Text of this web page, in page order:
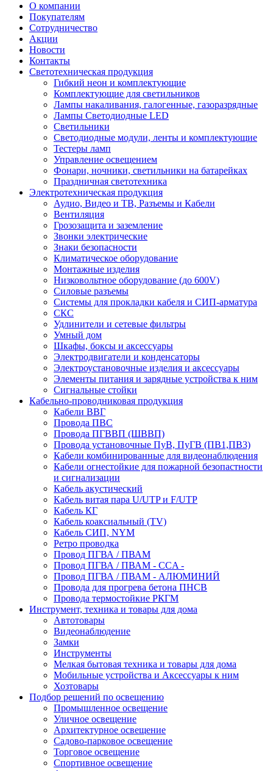
О компании
Покупателям
Сотрудничество
Акции
Новости
Контакты
Светотехническая продукция
Гибкий неон и комплектующие
Комплектующие для светильников
Лампы накаливания, галогенные, газоразрядные
Лампы Светодиодные LED
Светильники
Светодиодные модули, ленты и комплектующие
Тестеры ламп
Управление освещением
Фонари, ночники, светильники на батарейках
Праздничная светотехника
Электротехническая продукция
Аудио, Видео и ТВ, Разъемы и Кабели
Вентиляция
Грозозащита и заземление
Звонки электрические
Знаки безопасности
Климатическое оборудование
Монтажные изделия
Низковольтное оборудование (до 600V)
Силовые разъемы
Системы для прокладки кабеля и СИП-арматура
СКС
Удлинители и сетевые фильтры
Умный дом
Шкафы, боксы и аксессуары
Электродвигатели и конденсаторы
Электроустановочные изделия и аксессуары
Элементы питания и зарядные устройства к ним
Сигнальные стойки
Кабельно-проводниковая продукция
Кабели ВВГ
Провода ПВС
Провода ПГВВП (ШВВП)
Провода установочные ПуВ, ПуГВ (ПВ1,ПВ3)
Кабели комбинированные для видеонаблюдения
Кабели огнестойкие для пожарной безопастности
и сигнализации
Кабель акустический
Кабель витая пара U/UTP и F/UTP
Кабель КГ
Кабель коаксиальный (TV)
Кабель СИП, NYM
Ретро проводка
Провод ПГВА / ПВАМ
Провод ПГВА / ПВАМ - CCA -
Провод ПГВА / ПВАМ - АЛЮМИНИЙ
Провода для прогрева бетона ПНСВ
Провода термостойкие РКГМ
Инструмент, техника и товары для дома
Автотовары
Видеонаблюдение
Замки
Инструменты
Мелкая бытовая техника и товары для дома
Мобильные устройства и Аксессуары к ним
Хозтовары
Подбор решений по освещению
Промышленное освещение
Уличное освещение
Архитектурное освещение
Садово-парковое освещение
Торговое освещение
Спортивное освещение